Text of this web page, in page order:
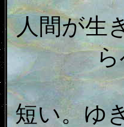
人間が生
短い。ゆ